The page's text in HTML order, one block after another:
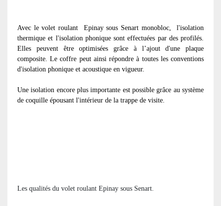
Avec le volet roulant
Epinay sous Senart monobloc, l'isolation
thermique et l'isolation phonique sont effectuées par des profilés.
Elles peuvent être optimisées grâce à l’ajout d'une plaque
composite. Le coffre peut ainsi répondre à toutes les conventions
d'isolation phonique et acoustique en vigueur.
Une isolation encore plus importante est possible grâce au système
de coquille épousant l'intérieur de la trappe de visite.
Les qualités du volet roulant Epinay sous Senart.